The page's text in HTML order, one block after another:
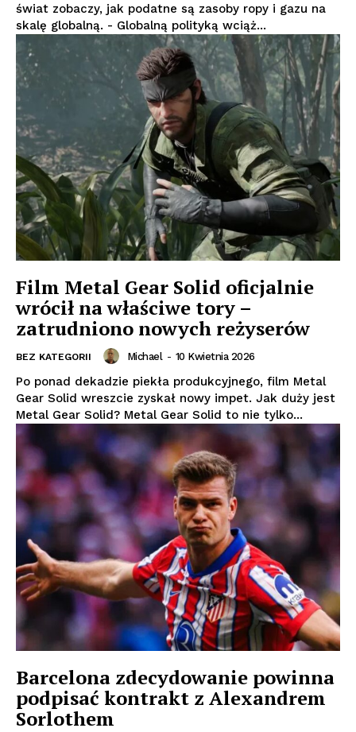
świat zobaczy, jak podatne są zasoby ropy i gazu na
skalę globalną. - Globalną polityką wciąż...
Film Metal Gear Solid oficjalnie
wrócił na właściwe tory –
zatrudniono nowych reżyserów
BEZ KATEGORII Michael - 10 Kwietnia 2026
Po ponad dekadzie piekła produkcyjnego, film Metal
Gear Solid wreszcie zyskał nowy impet. Jak duży jest
Metal Gear Solid? Metal Gear Solid to nie tylko...
Barcelona zdecydowanie powinna
podpisać kontrakt z Alexandrem
Sorlothem